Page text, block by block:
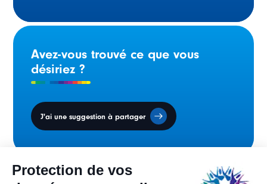
Avez-vous trouvé ce que vous
désiriez ?
J'ai une suggestion à partager